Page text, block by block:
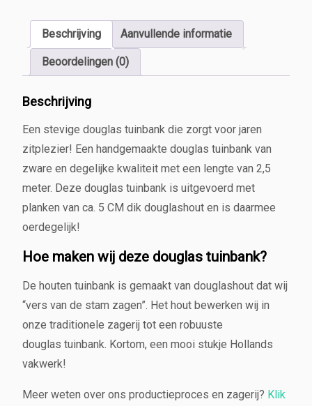
i
n
b
a
k
2,
5
m
e
e
a
a
n
t
l
Beschrijving Aanvullende informatie
Beoordelingen (0)
Beschrijving
Een stevige douglas tuinbank die zorgt voor jaren
zitplezier! Een handgemaakte douglas tuinbank van
zware en degelijke kwaliteit met een lengte van 2,5
meter. Deze douglas tuinbank is uitgevoerd met
planken van ca. 5 CM dik douglashout en is daarmee
oerdegelijk!
Hoe maken wij deze douglas tuinbank?
De houten tuinbank is gemaakt van douglashout dat wij
“vers van de stam zagen”. Het hout bewerken wij in
onze traditionele zagerij tot een robuuste
douglas tuinbank. Kortom, een mooi stukje Hollands
vakwerk!
Meer weten over ons productieproces en zagerij? Klik